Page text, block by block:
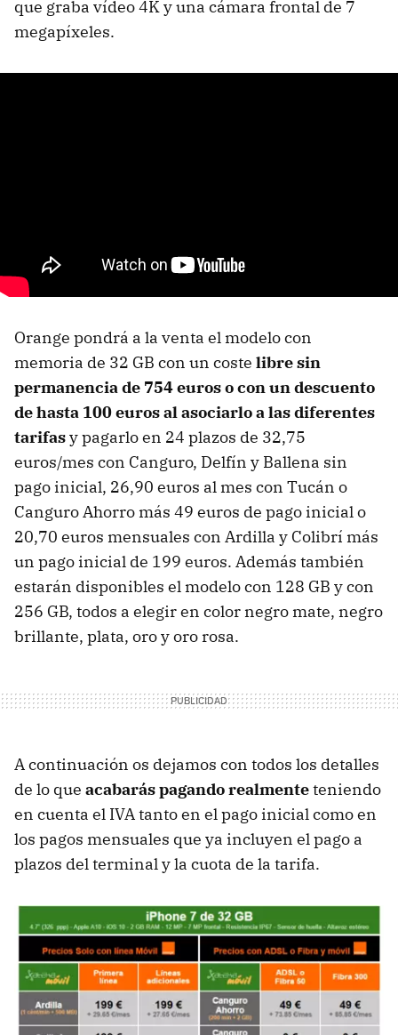
que graba vídeo 4K y una cámara frontal de 7
megapíxeles.
Orange pondrá a la venta el modelo con
memoria de 32 GB con un coste libre sin
permanencia de 754 euros o con un descuento
de hasta 100 euros al asociarlo a las diferentes
tarifasy pagarlo en 24 plazos de 32,75
euros/mes con Canguro, Delfín y Ballena sin
pago inicial, 26,90 euros al mes con Tucán o
Canguro Ahorro más 49 euros de pago inicial o
20,70 euros mensuales con Ardilla y Colibrí más
un pago inicial de 199 euros. Además también
estarán disponibles el modelo con 128 GB y con
256 GB, todos a elegir en color negro mate, negro
brillante, plata, oro y oro rosa.
A continuación os dejamos con todos los detalles
de lo que acabarás pagando realmenteteniendo
en cuenta el IVA tanto en el pago inicial como en
los pagos mensuales que ya incluyen el pago a
plazos del terminal y la cuota de la tarifa.